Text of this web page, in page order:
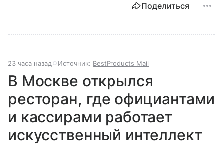
Поделиться
23 часа назад Источник: BestProducts Mail
В Москве открылся
ресторан, где официантами
и кассирами работает
искусственный интеллект